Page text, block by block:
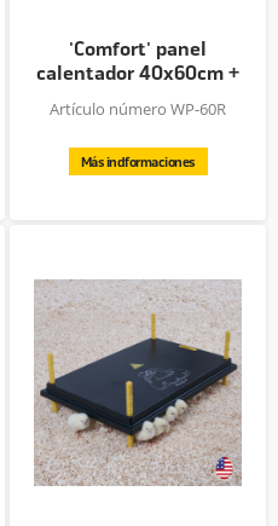
'Comfort' panel
calentador 40x60cm +
regulador...
Artículo número WP-60R
Más indformaciones